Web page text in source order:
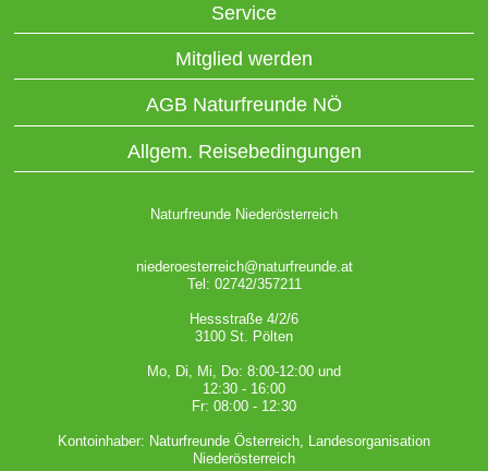
Service
Mitglied werden
AGB Naturfreunde NÖ
Allgem. Reisebedingungen
Naturfreunde Niederösterreich
niederoesterreich@naturfreunde.at
Tel: 02742/357211
Hessstraße 4/2/6
3100 St. Pölten
Mo, Di, Mi, Do: 8:00-12:00 und
12:30 - 16:00
Fr: 08:00 - 12:30
Kontoinhaber: Naturfreunde Österreich, Landesorganisation
Niederösterreich